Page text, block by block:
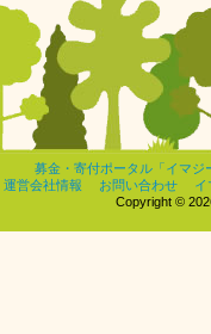
募金・寄付ポータル「イマジ
運営会社情報
お問い合わせ
イ
Copyright ©